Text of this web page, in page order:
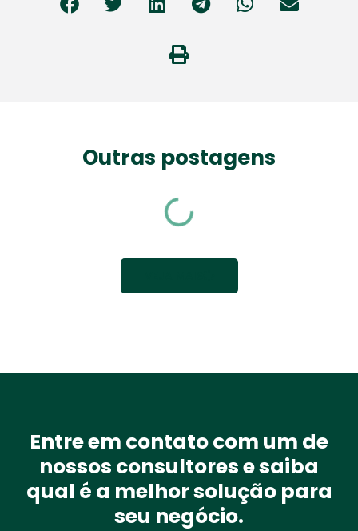
Outras postagens
Entre em contato com um de
nossos consultores e saiba
qual é a melhor solução para
seu negócio.